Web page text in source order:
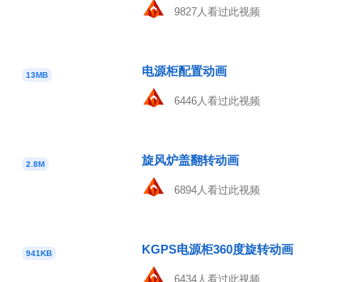
9827人看过此视频
13MB 电源柜配置动画
6446人看过此视频
2.8M 旋风炉盖翻转动画
6894人看过此视频
941KB KGPS电源柜360度旋转动画
6434人看过此视频